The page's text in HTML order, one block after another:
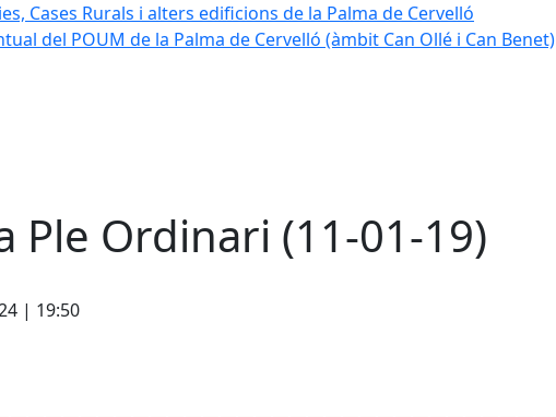
Cases Rurals i alters edificions de la Palma de Cervelló
del POUM de la Palma de Cervelló (àmbit Can Ollé i Can Benet)
Ple Ordinari (11-01-19)
| 19:50